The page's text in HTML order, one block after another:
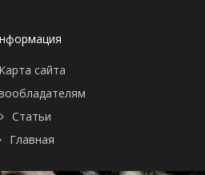
Карта сайта
Статьи
Главная